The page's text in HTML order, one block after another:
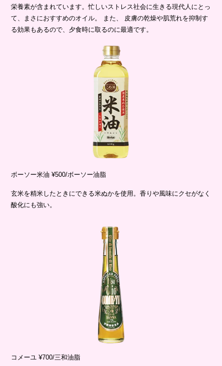
栄養素が含まれています。忙しいストレス社会に生きる現代人にとっ
て、まさにおすすめのオイル。 また、 皮膚の乾燥や肌荒れを抑制す
る効果もあるので、夕食時に取るのに最適です。
ボーソー米油 ¥500/ボーソー油脂
玄米を精米したときにできる米ぬかを使用。香りや風味にクセがなく
酸化にも強い。
コメーユ ¥700/三和油脂